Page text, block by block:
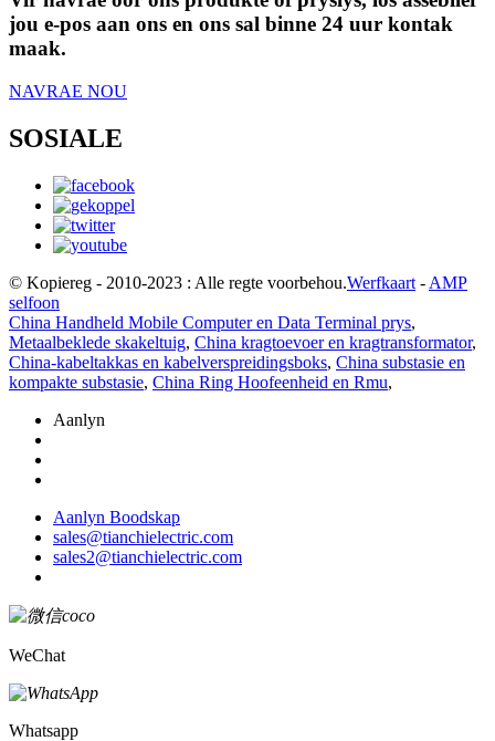
jou e-pos aan ons en ons sal binne 24 uur kontak
maak.
NAVRAE NOU
SOSIALE
© Kopiereg - 2010-2023 : Alle regte voorbehou.Werfkaart - AMP
selfoon
China Handheld Mobile Computer en Data Terminal prys,
Metaalbeklede skakeltuig, China kragtoevoer en kragtransformator,
China-kabeltakkas en kabelverspreidingsboks, China substasie en
kompakte substasie, China Ring Hoofeenheid en Rmu,
Aanlyn
Aanlyn Boodskap
sales@tianchielectric.com
sales2@tianchielectric.com
WeChat
Whatsapp